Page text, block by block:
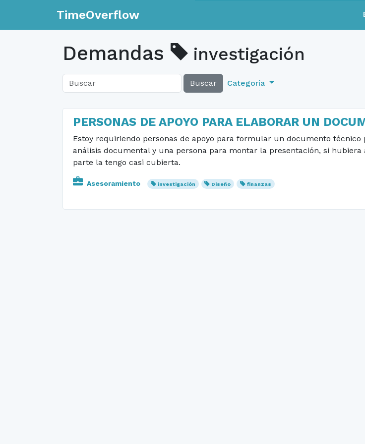
TimeOverflow
Demandas investigación
Buscar Categoría
PERSONAS DE APOYO PARA ELABORAR UN
Estoy requiriendo personas de apoyo para formular un documento
análisis documental y una persona para montar la presentación, si
parte la tengo casi cubierta.
Asesoramiento investigación Diseño finanzas